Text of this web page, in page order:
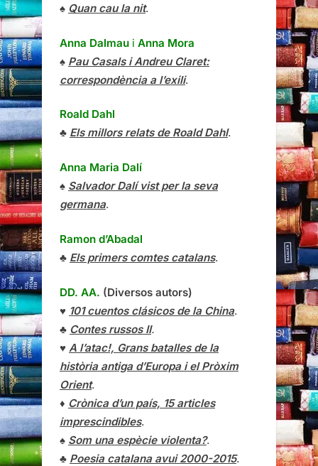
♠ Quan cau la nit.
Anna Dalmau i Anna Mora
♠ Pau Casals i Andreu Claret:
correspondència a l’exili.
Roald Dahl
♣ Els millors relats de Roald Dahl.
Anna Maria Dalí
♠ Salvador Dalí vist per la seva
germana.
Ramon d’Abadal
♣ Els primers comtes catalans.
DD. AA. (Diversos autors)
♥ 101 cuentos clásicos de la China.
♣ Contes russos II.
♥ A l’atac!, Grans batalles de la
història antiga d’Europa i el Pròxim
Orient.
♦ Crònica d’un país, 15 articles
imprescindibles.
♠ Som una espècie violenta?.
♣ Poesia catalana avui 2000-2015.